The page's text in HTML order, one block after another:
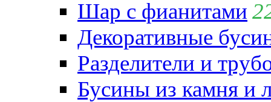
Шар с фианитами
Декоративные
Разделители и
Бусины из камня и